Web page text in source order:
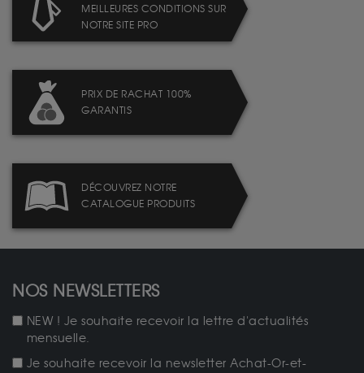
MEILLEURES CONDITIONS SUR
NOTRE SITE PRO
PRIX DE RACHAT 100%
GARANTIS
DÉCOUVREZ NOTRE
CATALOGUE PRODUITS
NOS NEWSLETTERS
NEW ! Je souhaite recevoir la lettre d'actualités
mensuelle.
Je souhaite recevoir la newsletter Achat-Or-et-